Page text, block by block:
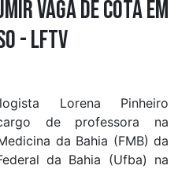
vaga de cota em
- LFTV
Lorena Pinheiro
de professora na
da Bahia (FMB) da
da Bahia (Ufba) na